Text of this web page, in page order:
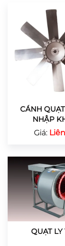
CÁNH
NHẬP
Giá:
QUẠT LY